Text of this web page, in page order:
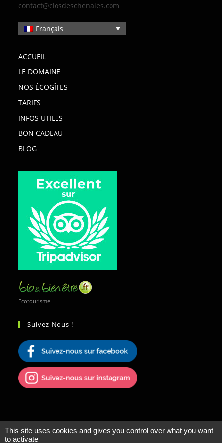
contact@closdeschenaies.com
Français
ACCUEIL
LE DOMAINE
NOS ÉCOGÎTES
TARIFS
INFOS UTILES
BON CADEAU
BLOG
Ecotourisme
Suivez-Nous !
This site uses cookies and gives you control over what you want
to activate